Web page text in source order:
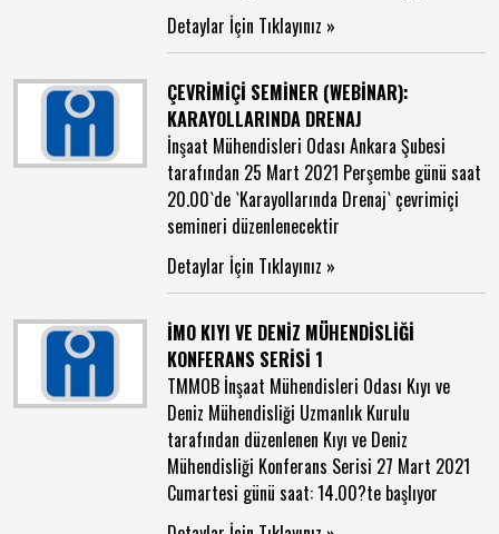
Detaylar İçin Tıklayınız »
ÇEVRİMİÇİ SEMİNER (WEBİNAR):
KARAYOLLARINDA DRENAJ
İnşaat Mühendisleri Odası Ankara Şubesi
tarafından 25 Mart 2021 Perşembe günü saat
20.00`de `Karayollarında Drenaj` çevrimiçi
semineri düzenlenecektir
Detaylar İçin Tıklayınız »
İMO KIYI VE DENİZ MÜHENDİSLİĞİ
KONFERANS SERİSİ 1
TMMOB İnşaat Mühendisleri Odası Kıyı ve
Deniz Mühendisliği Uzmanlık Kurulu
tarafından düzenlenen Kıyı ve Deniz
Mühendisliği Konferans Serisi 27 Mart 2021
Cumartesi günü saat: 14.00?te başlıyor